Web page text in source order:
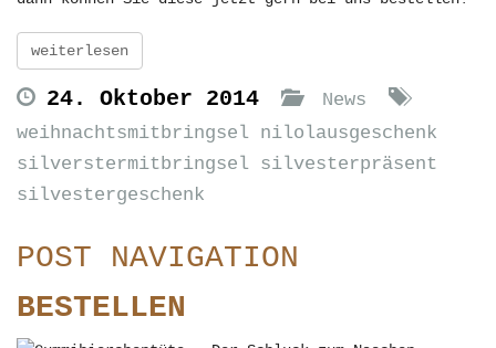
weiterlesen
24. Oktober 2014
News
weihnachtsmitbringsel nilolausgeschenk
silverstermitbringsel silvesterpräsent
silvestergeschenk
POST NAVIGATION
BESTELLEN